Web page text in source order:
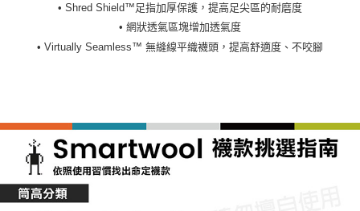
• Shred Shield™足指加厚保護，提高足尖區的耐磨度
• 網狀透氣區塊增加透氣度
• Virtually Seamless™ 無縫線平織襪頭，提高舒適度、不咬腳